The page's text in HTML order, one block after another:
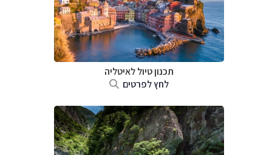
תכנון טיול לאיטליה
לחץ לפרטים